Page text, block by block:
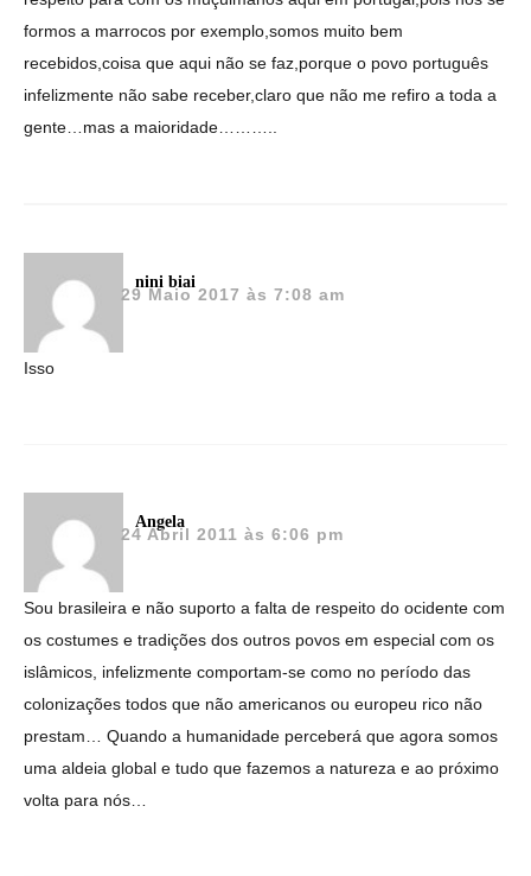
formos a marrocos por exemplo,somos muito bem
recebidos,coisa que aqui não se faz,porque o povo português
infelizmente não sabe receber,claro que não me refiro a toda a
gente…mas a maioridade………..
nini biai
29 Maio 2017 às 7:08 am
Isso
Angela
24 Abril 2011 às 6:06 pm
Sou brasileira e não suporto a falta de respeito do ocidente com
os costumes e tradições dos outros povos em especial com os
islâmicos, infelizmente comportam-se como no período das
colonizações todos que não americanos ou europeu rico não
prestam… Quando a humanidade perceberá que agora somos
uma aldeia global e tudo que fazemos a natureza e ao próximo
volta para nós…